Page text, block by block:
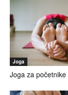
Joga
Joga za početnike